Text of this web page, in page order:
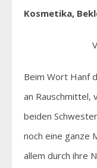
Kosmetika,
Beim Wort Hanf
an Rauschmittel,
beiden
noch eine ganze
allem durch ihre